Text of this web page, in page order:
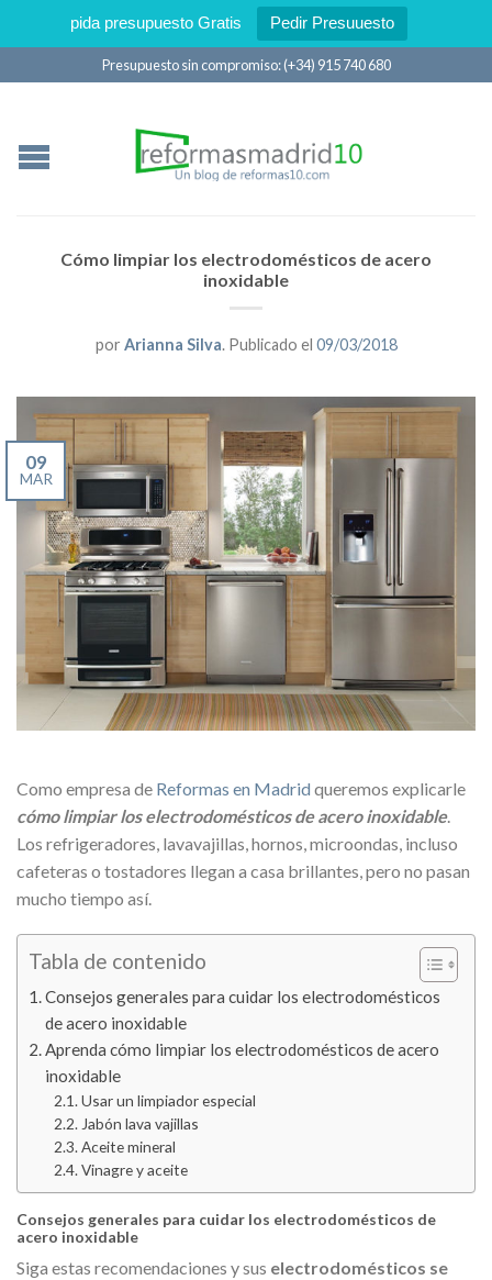
pida presupuesto Gratis Pedir Presuuesto
Presupuesto sin compromiso: (+34) 915 740 680
Cómo limpiar los electrodomésticos de acero
inoxidable
por Arianna Silva.Publicado el 09/03/2018
09
MAR
Como empresa de Reformas en Madrid queremos explicarle
cómo limpiar los electrodomésticos de acero inoxidable.
Los refrigeradores, lavavajillas, hornos, microondas, incluso
cafeteras o tostadores llegan a casa brillantes, pero no pasan
mucho tiempo así.
Tabla de contenido
Consejos generales para cuidar los electrodomésticos
de acero inoxidable
Aprenda cómo limpiar los electrodomésticos de acero
inoxidable
Usar un limpiador especial
Jabón lava vajillas
Aceite mineral
Vinagre y aceite
Consejos generales para cuidar los electrodomésticos de
acero inoxidable
Siga estas recomendaciones y sus electrodomésticos se